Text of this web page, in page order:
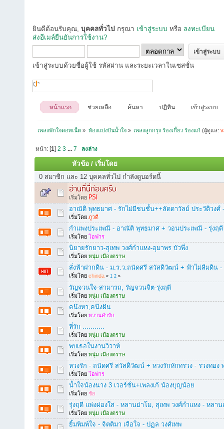
ยินดีต้อนรับคุณ, บุคคลทั่วไป กรุณา เข้าสู่ระบบ หรือ ลงทะเบียน
ส่งอีเมล์ยืนยันการใช้งาน?
เข้าสู่ระบบด้วยชื่อผู้ใช้ รหัสผ่าน และระยะเวลาในเซสชั่น
หน้าแรก ช่วยเหลือ ค้นหา ปฏิทิน เข้าสู่ระบบ
เพลงพักใจดอทเน็ต » ห้องแบ่งปันน้ำใจ» เพลงลูกกรุง ร้องเกี้ยว ร้องแก้ (ผู้ดูแล:
หน้า: [1]2 3 ...7 ลงล่าง
หัวข้อ / เริ่มโดย
0 สมาชิก และ 12 บุคคลทั่วไป กำลังดูบอร์ดนี้
อ่านที่นี่ก่อนครับ
เริ่มโดย PSI
อาณัติ พุทธมาศ - รักไม่มีชนชั้น++ลัดดาวัลย์ ประวัติวงศ์
เริ่มโดย ภูวดี
กำแพงประเพณี - อาณัติ พุทธมาศ + วอนประเพณี - รุ่งฤดี
เริ่มโดย โอฬาร
นิยายรักยาว-สุเทพ วงศ์กำแหง-อุมาพร บัวพึ่ง
เริ่มโดย หนุ่ม เมืองตราษ
สั่งฟ้าฝากดิน - ม.ร.ว.ถนัดศรี สวัสดิวัฒน์ + ฟ้าไม่ลืมดิน -
เริ่มโดย chinda « 1 2 »
รัญจวนใจ-สามารถ, รัญจวนจิต-รุ่งฤดี
เริ่มโดย หนุ่ม เมืองตราษ
คนึงหา,คนึงฝัน
เริ่มโดย หวานคำรัก
ที่รัก ...........
เริ่มโดย หนุ่ม เมืองตราษ
พบเธอในงานวิวาห์
เริ่มโดย หนุ่ม เมืองตราษ
หวงรัก - ถนัดศรี สวัสดิวัฒน์ + หวงรักหักทรวง - รวงทอง
เริ่มโดย โอฬาร
น้ำใจน้องนาง 3 เวอร์ชั่น+เพลงเก้ น้องบุญน้อย
เริ่มโดย ชัย
รุ่งฤดี แพ่งผ่องใส - หลานย่าโม, สุเทพ วงศ์กำแหง - หลาน
เริ่มโดย หนุ่ม เมืองตราษ
ยิ้มพิมพ์ใจ - จิตติมา เจือใจ - ปฏล วงศ์เทพ